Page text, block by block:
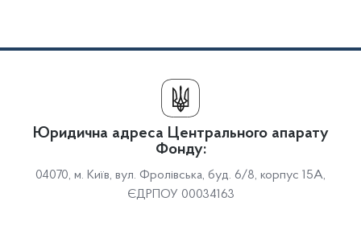
Юридична адреса Центрального апарату
Фонду:
04070, м. Київ, вул. Фролівська, буд. 6/8, корпус 15А,
ЄДРПОУ 00034163